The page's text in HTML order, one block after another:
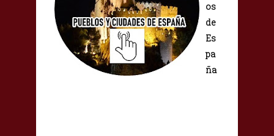
os
de
Es
pa
ña